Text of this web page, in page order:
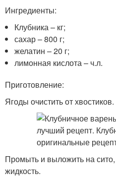
Ингредиенты:
Клубника – кг;
сахар – 800 г;
желатин – 20 г;
лимонная кислота – ч.л.
Приготовление:
Ягоды очистить от хвостиков.
Промыть и выложить на
жидкость.